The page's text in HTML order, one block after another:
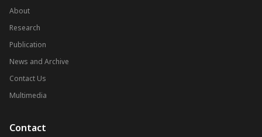
About
Research
Publication
News and Archive
Contact Us
Multimedia
Contact